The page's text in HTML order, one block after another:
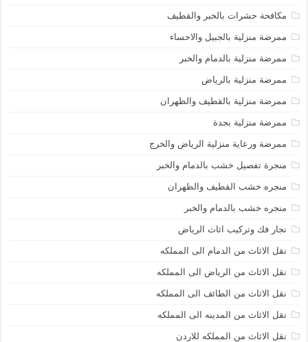
مكافحة حشرات بالخبر والقطيف
ممرضة منزلية بالجبيل والاحساء
ممرضة منزلية بالدمام والخبر
ممرضة منزلية بالرياض
ممرضة منزلية بالقطيف والظهران
ممرضة منزلية بجدة
ممرضة ورعاية منزلية الرياض والخرج
منجرة تفصيل خشب بالدمام والخبر
منجره خشب القطيف والظهران
منجره خشب بالدمام والخبر
نجار فك وتركيب اثاث الرياض
نقل الاثاث من الدمام الى المملكه
نقل الاثاث من الرياض الى المملكه
نقل الاثاث من الطائف الى المملكه
نقل الاثاث من المدينه الى المملكه
نقل الاثاث من المملكه للاردن